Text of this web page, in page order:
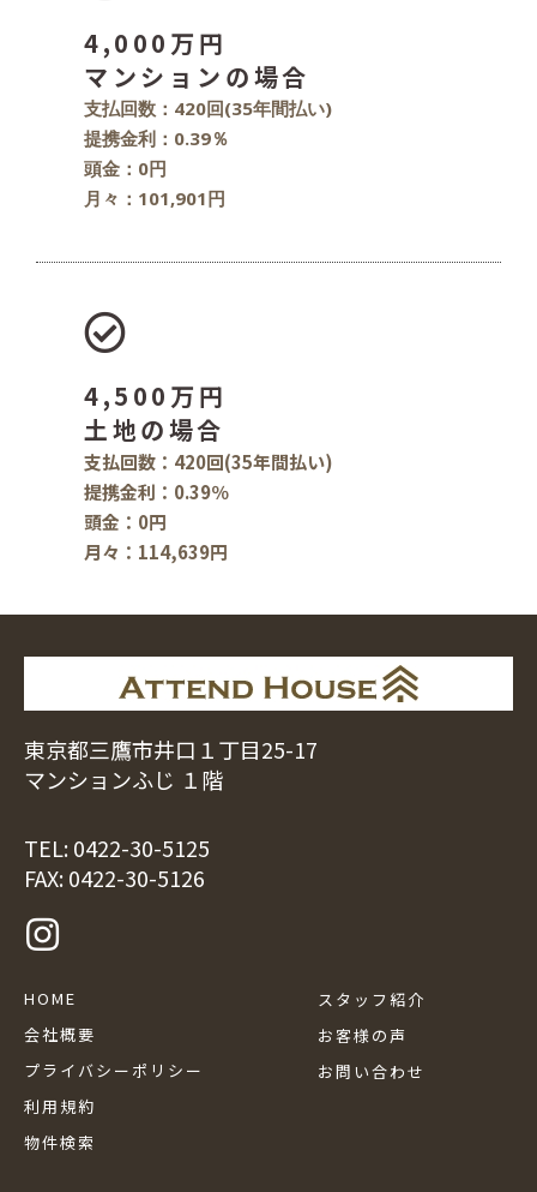
4,000万円
マンションの場合
支払回数：420回(35年間払い)
提携金利：0.39％
頭金：0円
月々：101,901円
4,500万円
土地の場合
支払回数：420回(35年間払い)
提携金利：0.39％
頭金：0円
月々：114,639円
東京都三鷹市井口１丁目25-17
マンションふじ １階
TEL:0422-30-5125
FAX: 0422-30-5126
HOME
会社概要
プライバシーポリシー
利用規約
物件検索
スタッフ紹介
お客様の声
お問い合わせ